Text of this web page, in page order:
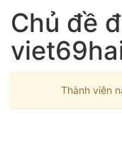
Chủ đề
Thành viên